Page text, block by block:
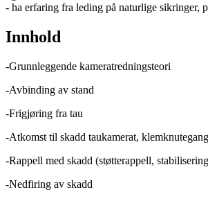
- ha erfaring fra leding på naturlige sikringer,
Innhold
-Grunnleggende kameratredningsteori
-Avbinding av stand
-Frigjøring fra tau
-Atkomst til skadd taukamerat, klemknutegang
-Rappell med skadd (støtterappell,
-Nedfiring av skadd